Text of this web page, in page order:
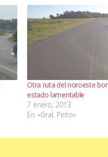
Otra ruta del noroeste
estado lamentable
7 enero, 2013
En «Gral. Pinto»